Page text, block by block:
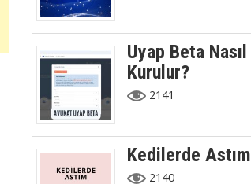
Uyap Beta Nasıl
Kurulur?
2141
Kedilerde Astım
2140